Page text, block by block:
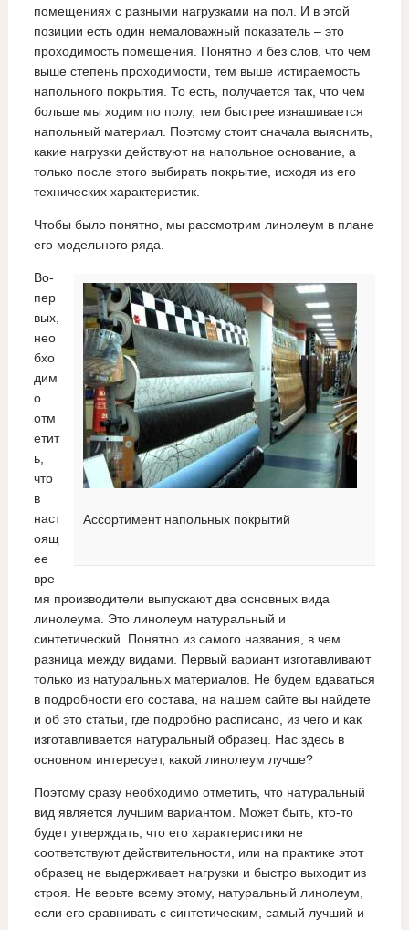
помещениях с разными нагрузками на пол. И в этой
позиции есть один немаловажный показатель – это
проходимость помещения. Понятно и без слов, что чем
выше степень проходимости, тем выше истираемость
напольного покрытия. То есть, получается так, что чем
больше мы ходим по полу, тем быстрее изнашивается
напольный материал. Поэтому стоит сначала выяснить,
какие нагрузки действуют на напольное основание, а
только после этого выбирать покрытие, исходя из его
технических характеристик.
Чтобы было понятно, мы рассмотрим линолеум в плане
его модельного ряда.
Ассортимент напольных покрытий
Во-
пер
вых,
нео
бхо
дим
о
отм
етит
ь,
что
в
наст
оящ
ее
вре
мя производители выпускают два основных вида
линолеума. Это линолеум натуральный и
синтетический. Понятно из самого названия, в чем
разница между видами. Первый вариант изготавливают
только из натуральных материалов. Не будем вдаваться
в подробности его состава, на нашем сайте вы найдете
и об это статьи, где подробно расписано, из чего и как
изготавливается натуральный образец. Нас здесь в
основном интересует, какой линолеум лучше?
Поэтому сразу необходимо отметить, что натуральный
вид является лучшим вариантом. Может быть, кто-то
будет утверждать, что его характеристики не
соответствуют действительности, или на практике этот
образец не выдерживает нагрузки и быстро выходит из
строя. Не верьте всему этому, натуральный линолеум,
если его сравнивать с синтетическим, самый лучший и